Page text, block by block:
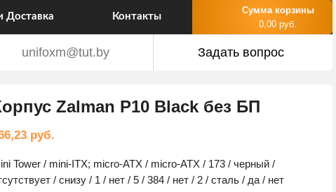
Доставка Контакты
Сумма корзины
0,00 руб.
unifoxm@tut.by Задать вопрос
Zalman P10 Black без БП
руб.
Tower / mini-ITX; micro-ATX / micro-ATX / 173 / черный /
/ снизу / 1 / нет / 5 / 384 / нет / 2 / сталь / да / нет